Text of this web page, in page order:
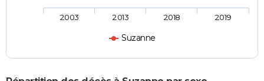
Suzanne
2003 2013 2018 2019